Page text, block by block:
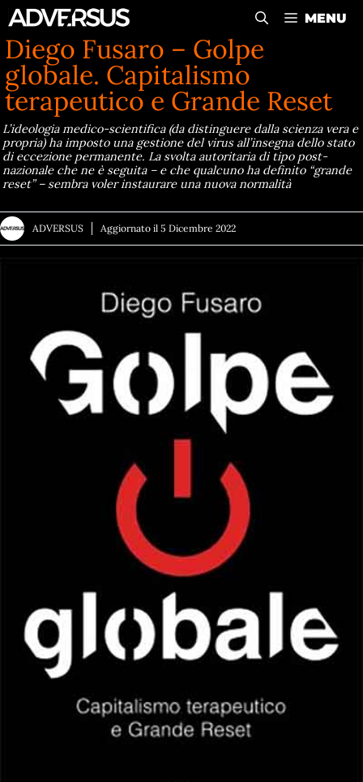
Vai
al
contenuto
MENU
Diego Fusaro – Golpe
globale. Capitalismo
terapeutico e Grande Reset
L’ideologia medico-scientifica (da distinguere dalla scienza vera e
propria) ha imposto una gestione del virus all’insegna dello stato
di eccezione permanente. La svolta autoritaria di tipo post-
nazionale che ne è seguita – e che qualcuno ha definito “grande
reset” – sembra voler instaurare una nuova normalità
ADVERSUS Aggiornato il 5 Dicembre 2022